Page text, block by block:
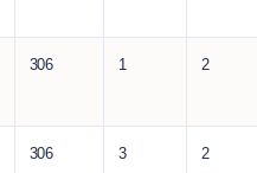
306 1 2
306 3 2